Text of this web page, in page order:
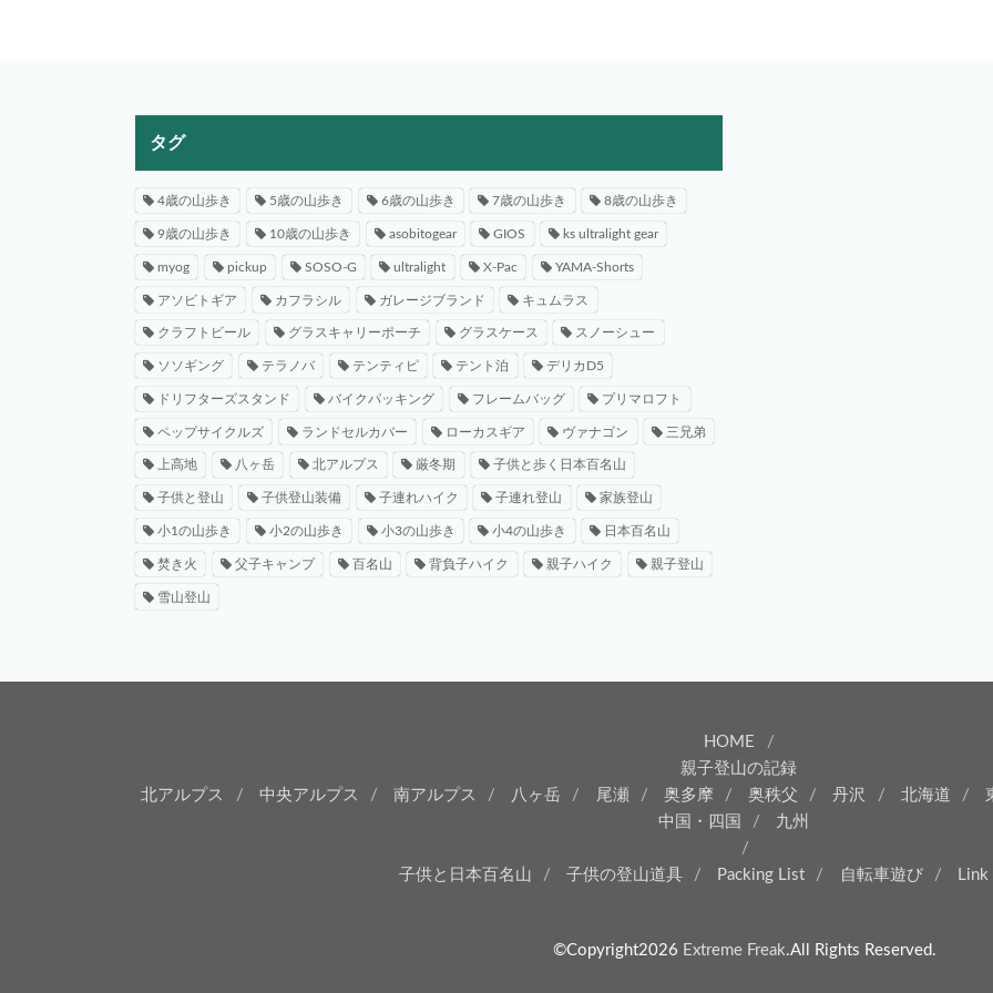
タグ
4歳の山歩き 5歳の山歩き 6歳の山歩き 7歳の山歩き 8歳の山歩き
9歳の山歩き 10歳の山歩き asobitogear GIOS ks ultralight gear
myog pickup SOSO-G ultralight X-Pac YAMA-Shorts
アソビトギア カフラシル ガレージブランド キュムラス
クラフトビール グラスキャリーポーチ グラスケース スノーシュー
ソソギング テラノバ テンティピ テント泊 デリカD5
ドリフターズスタンド バイクパッキング フレームバッグ プリマロフト
ペップサイクルズ ランドセルカバー ローカスギア ヴァナゴン 三兄弟
上高地 八ヶ岳 北アルプス 厳冬期 子供と歩く日本百名山
子供と登山 子供登山装備 子連れハイク 子連れ登山 家族登山
小1の山歩き 小2の山歩き 小3の山歩き 小4の山歩き 日本百名山
焚き火 父子キャンプ 百名山 背負子ハイク 親子ハイク 親子登山
雪山登山
HOME
親子登山の記録
北アルプス
中央アルプス 南アルプス 八ヶ岳 尾瀬 奥多摩 奥秩父 丹沢 北海道
中国・四国
九州
子供と日本百名山 子供の登山道具 Packing List 自転車遊び Link
©Copyright2026 Extreme Freak.All Rights Reserved.